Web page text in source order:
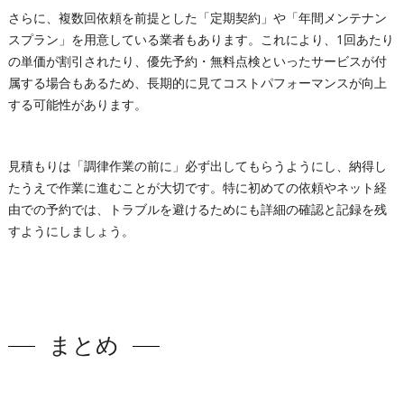
さらに、複数回依頼を前提とした「定期契約」や「年間メンテナン
スプラン」を用意している業者もあります。これにより、1回あたり
の単価が割引されたり、優先予約・無料点検といったサービスが付
属する場合もあるため、長期的に見てコストパフォーマンスが向上
する可能性があります。
見積もりは「調律作業の前に」必ず出してもらうようにし、納得し
たうえで作業に進むことが大切です。特に初めての依頼やネット経
由での予約では、トラブルを避けるためにも詳細の確認と記録を残
すようにしましょう。
まとめ